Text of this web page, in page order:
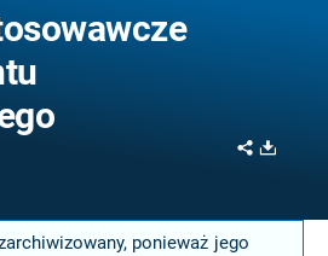
Share
ponieważ jego